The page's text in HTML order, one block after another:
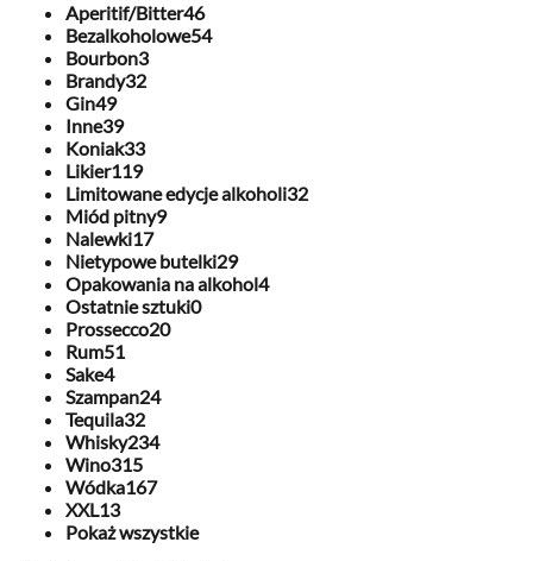
Aperitif/Bitter46
Bezalkoholowe54
Bourbon3
Brandy32
Gin49
Inne39
Koniak33
Likier119
Limitowane edycje alkoholi32
Miód pitny9
Nalewki17
Nietypowe butelki29
Opakowania na alkohol4
Ostatnie sztuki0
Prossecco20
Rum51
Sake4
Szampan24
Tequila32
Whisky234
Wino315
Wódka167
XXL13
Pokaż wszystkie